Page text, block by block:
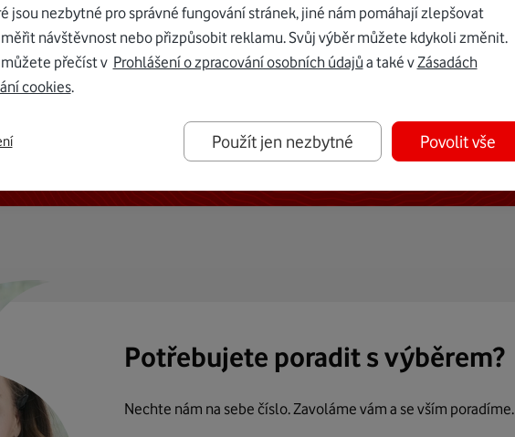
vám dáme Vodafone TV již
150 Kč měsíčně
Potřebujete poradit s výběrem?
Nechte nám na sebe číslo. Zavoláme vám a se vším poradíme.
jsou nezbytné pro správné fungování stránek, jiné nám pomáhají zlepšovat
měřit návštěvnost nebo přizpůsobit reklamu. Svůj výběr můžete kdykoli změnit.
přečíst v Prohlášení o zpracování osobních údajů a také vZásadách
cookies.
Použít jen nezbytné Povolit vše